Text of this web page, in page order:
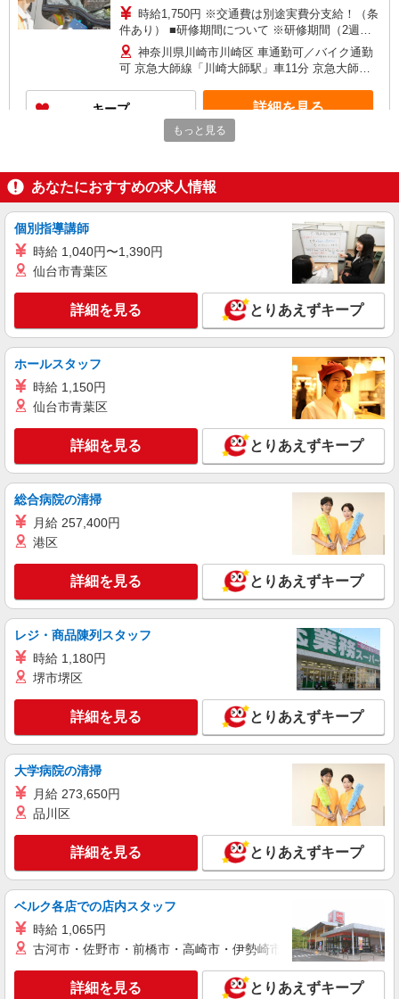
時給1,750円 ※交通費は別途実費分支給！（条
件あり） ■研修期間について ※研修期間（2週
間〜1ヶ月程）は、時給1,450円（日収17,000
円〜）となります。
神奈川県川崎市川崎区 車通勤可／バイク通勤
可 京急大師線「川崎大師駅」車11分 京急大師線
キープ 詳細を見る
4ｔ車でのドライやチルド品の店舗配送ドライ
バー
時給1,800円 ※交通費は別途実費分支給！（条
件あり） ■研修期間について ※研修期間（1〜2週
間程）は、時給1,520円（日収9,120円〜）となり
神奈川県川崎市川崎区 車通勤可／バイク通勤
可 京急大師線「小島新田駅」車8分 京急大師線
「東門前駅」車10分
キープ 詳細を見る
派遣社員
株式会社エクスプレス・エージェント/16294
4ｔ車でのドライやチルド品の店舗配送ドライ
時給1,800円 ※交通費は別途実費分支給！（条
件あり） ■研修期間について ※研修期間（1〜2週
間程）は、時給1,520円（日収12,100円〜）となり
ます。 →研修時のみ5:00〜14:00（実働8時間）で
神奈川県川崎市川崎区 車通勤可／バイク通勤
可 京急大師線「小島新田駅」車8分 京急大師線
キープ 詳細を見る
株式会社エクスプレス・エージェント/4586
2ｔ〜4ｔ車での大手家電量販店で扱う製品の
配送ドライバー
時給1,650円 ※交通費は別途実費分支給！（条
件あり） ■研修期間について ※研修期間（実働10
日間）は、時給1,350円（日収14,500円〜）となり
ます。
神奈川県川崎市川崎区 ※原則、公共交通機
関、または自転車での通勤となります。 ※川崎駅
より無料送迎バスがあります。 京急大師線「小島
新田駅」徒歩24分 JR京浜東北線「川崎駅」バス
30分
キープ 詳細を見る
派遣社員
株式会社エクスプレス・エージェント/17100
4ｔ車でのチルド品の店舗配送ドライバー
時給1,800円 ※交通費は別途実費分支給！（条
件あり）
神奈川県川崎市川崎区 バイク通勤可 ※原則、
バイクまたは公共交通機関での通勤となります。
（車通勤は要相談） JR鶴見線「武蔵白石駅」徒歩
キープ 詳細を見る
もっと見る
あなたにおすすめの求人情報
個別指導講師
時給 1,040円〜1,390円
仙台市青葉区
詳細を見る とりあえずキープ
ホールスタッフ
時給 1,150円
仙台市青葉区
詳細を見る とりあえずキープ
総合病院の清掃
月給 257,400円
港区
詳細を見る とりあえずキープ
レジ・商品陳列スタッフ
時給 1,180円
堺市堺区
詳細を見る とりあえずキープ
大学病院の清掃
月給 273,650円
品川区
詳細を見る とりあえずキープ
ベルク各店での店内スタッフ
時給 1,065円
古河市・佐野市・前橋市・高崎市・伊勢崎市・太田市・館林市
詳細を見る とりあえずキープ